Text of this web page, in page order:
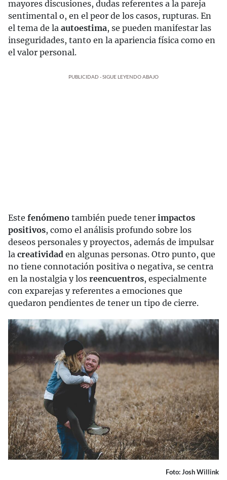
mayores discusiones, dudas referentes a la pareja
sentimental o, en el peor de los casos, rupturas. En
el tema de la autoestima, se pueden manifestar las
inseguridades, tanto en la apariencia física como en
el valor personal.
PUBLICIDAD - SIGUE LEYENDO ABAJO
Este fenómeno también puede tener impactos
positivos, como el análisis profundo sobre los
deseos personales y proyectos, además de impulsar
la creatividad en algunas personas. Otro punto, que
no tiene connotación positiva o negativa, se centra
en la nostalgia y los reencuentros, especialmente
con exparejas y referentes a emociones que
quedaron pendientes de tener un tipo de cierre.
Foto: Josh Willink